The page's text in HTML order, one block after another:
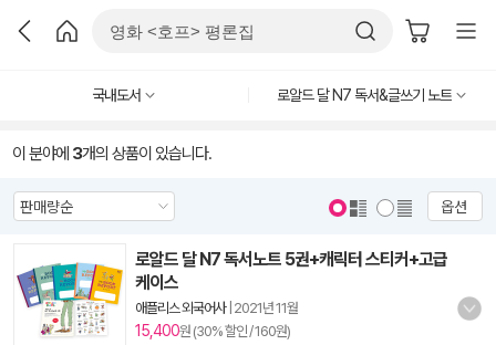
국내도서 로알드 달 N7 독서&글쓰기 노트
이 분야에 3개의 상품이 있습니다.
옵션
로알드 달 N7 독서노트 5권+캐릭터 스티커+고급
케이스
애플리스 외국어사| 2021년 11월
15,400원 (30% 할인 / 160원)